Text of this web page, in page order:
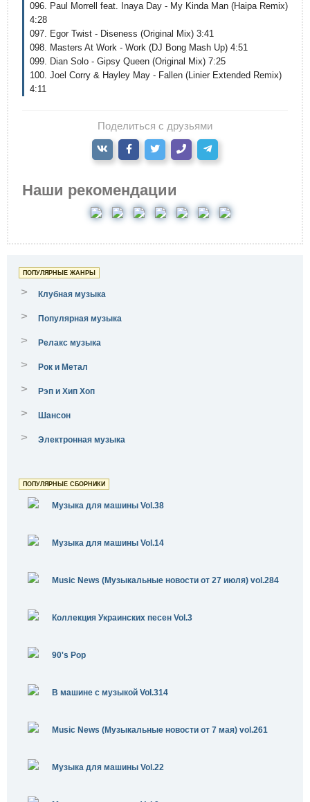
096. Paul Morrell feat. Inaya Day - My Kinda Man (Haipa Remix)
4:28
097. Egor Twist - Diseness (Original Mix) 3:41
098. Masters At Work - Work (DJ Bong Mash Up) 4:51
099. Dian Solo - Gipsy Queen (Original Mix) 7:25
100. Joel Corry & Hayley May - Fallen (Linier Extended Remix)
4:11
Поделиться с друзьями
Наши рекомендации
ПОПУЛЯРНЫЕ ЖАНРЫ
> Клубная музыка
> Популярная музыка
> Релакс музыка
> Рок и Метал
> Рэп и Хип Хоп
> Шансон
> Электронная музыка
ПОПУЛЯРНЫЕ СБОРНИКИ
Музыка для машины Vol.38
Музыка для машины Vol.14
Music News (Музыкальные новости от 27 июля) vol.284
Коллекция Украинских песен Vol.3
90's Pop
В машине с музыкой Vol.314
Music News (Музыкальные новости от 7 мая) vol.261
Музыка для машины Vol.22